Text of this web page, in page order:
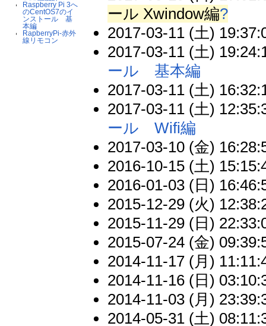
Raspberry Pi 3へ
のCentOS7のイ
ンストール 基
本編
RapberryPi-赤外
線リモコン
ール Xwindow編?
2017-03-11 (土)
2017-03-11 (土)
ール 基本編
2017-03-11 (土)
2017-03-11 (土)
ール Wifi編
2017-03-10 (金)
2016-10-15 (土)
2016-01-03 (日)
2015-12-29 (火)
2015-11-29 (日)
2015-07-24 (金)
2014-11-17 (月)
2014-11-16 (日)
2014-11-03 (月)
2014-05-31 (土)